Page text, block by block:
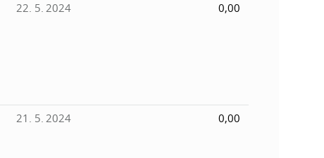
22. 5. 2024 0,00
21. 5. 2024 0,00